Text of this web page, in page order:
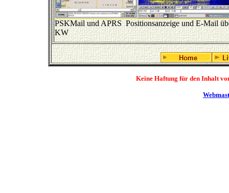
PSKMail und APRS Positionsanzeige und E-Mail
KW
Keine Haftung für den Inhalt